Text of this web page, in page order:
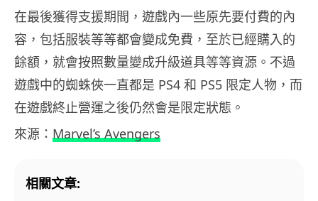
在最後獲得支援期間，遊戲內一些原先要付費的內
容，包括服裝等等都會變成免費，至於已經購入的
餘額，就會按照數量變成升級道具等等資源。不過
遊戲中的蜘蛛俠一直都是 PS4 和 PS5 限定人物，而
在遊戲終止營運之後仍然會是限定狀態。
來源： Marvel’s Avengers
相關文章: